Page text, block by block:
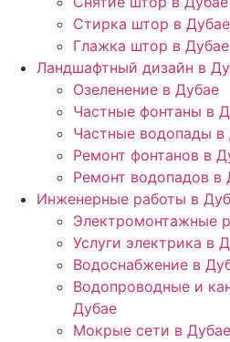
Стирка штор в Дубае
Глажка штор в Дубае
Ландшафтный дизайн в
Озеленение в Дубае
Частные фонтаны в
Частные водопады в
Ремонт фонтанов в
Ремонт водопадов в
Инженерные работы в
Электромонтажные
Услуги электрика в
Водоснабжение в
Водопроводные и
Дубае
Мокрые сети в Дубае